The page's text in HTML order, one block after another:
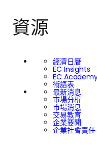
資源
經濟日曆
EC Insights
EC
術語表
最新消息
市場分析
市場消息
交易教育
企業要聞
企業社會責任